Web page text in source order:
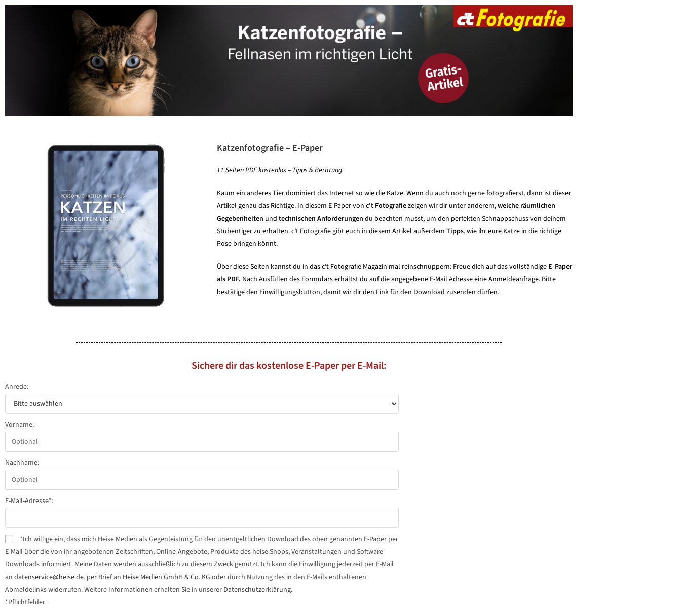
Katzenfotografie – E-Paper
11 Seiten PDF kostenlos – Tipps & Beratung
Kaum ein anderes Tier dominiert das Internet so wie die Katze. Wenn du auch noch gerne fotografierst, dann ist dieser
Artikel genau das Richtige. In diesem E-Paper von c’t Fotografiezeigen wir dir unter anderem,welche räumlichen
Gegebenheiten und technischen Anforderungen du beachten musst, um den perfekten Schnappschuss von deinem
Stubentiger zu erhalten. c’t Fotografie gibt euch in diesem Artikel außerdem Tipps, wie ihr eure Katze in die richtige
Pose bringen könnt.
Über diese Seiten kannst du in das c’t Fotografie Magazin mal reinschnuppern: Freue dich auf das vollständige E-Paper
als PDF. Nach Ausfüllen des Formulars erhältst du auf die angegebene E-Mail Adresse eine Anmeldeanfrage. Bitte
bestätige den Einwilligungsbutton, damit wir dir den Link für den Download zusenden dürfen.
Sichere dir das kostenlose E-Paper per E-Mail:
Anrede:
Vorname:
Nachname:
E-Mail-Adresse*:
*Ich willige ein, dass mich Heise Medien als Gegenleistung für den unentgeltlichen Download des oben genannten E-Paper per
E-Mail über die von ihr angebotenen Zeitschriften, Online-Angebote, Produkte des heise Shops, Veranstaltungen und Software-
Downloads informiert. Meine Daten werden ausschließlich zu diesem Zweck genutzt. Ich kann die Einwilligung jederzeit per E-Mail
an datenservice@heise.de, per Brief an Heise Medien GmbH & Co. KGoder durch Nutzung des in den E-Mails enthaltenen
Abmeldelinks widerrufen. Weitere Informationen erhalten Sie in unserer Datenschutzerklärung.
*Pflichtfelder